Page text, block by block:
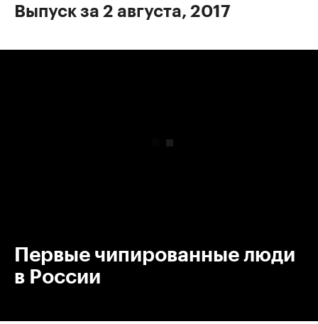
Выпуск за 2 августа, 2017
Первые чипированные люди
в России